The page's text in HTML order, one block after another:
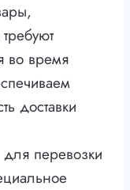
во время
доставки
перевозки